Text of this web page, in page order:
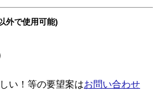
外で使用可能)
い！等の要望案はお問い合わせ